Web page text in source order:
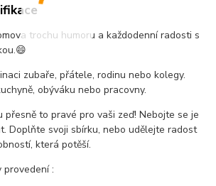
trochu humoru a každodenní radosti s
zubaře, přátele, rodinu nebo kolegy.
obýváku nebo pracovny.
přesně to pravé pro vaši zeď! Nebojte se je
Doplňte svoji sbírku, nebo udělejte radost
která potěší.
provedení :